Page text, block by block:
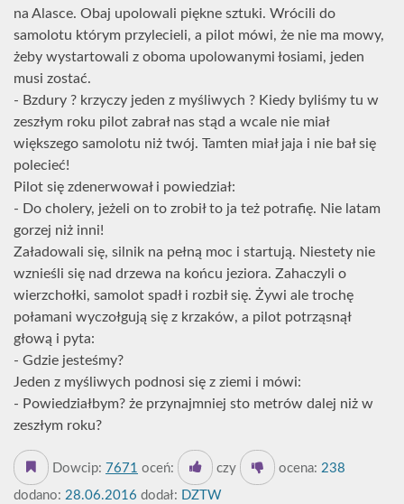
na Alasce. Obaj upolowali piękne sztuki. Wrócili do
samolotu którym przylecieli, a pilot mówi, że nie ma mowy,
żeby wystartowali z oboma upolowanymi łosiami, jeden
musi zostać.
- Bzdury ? krzyczy jeden z myśliwych ? Kiedy byliśmy tu w
zeszłym roku pilot zabrał nas stąd a wcale nie miał
większego samolotu niż twój. Tamten miał jaja i nie bał się
polecieć!
Pilot się zdenerwował i powiedział:
- Do cholery, jeżeli on to zrobił to ja też potrafię. Nie latam
gorzej niż inni!
Załadowali się, silnik na pełną moc i startują. Niestety nie
wznieśli się nad drzewa na końcu jeziora. Zahaczyli o
wierzchołki, samolot spadł i rozbił się. Żywi ale trochę
połamani wyczołgują się z krzaków, a pilot potrząsnął
głową i pyta:
- Gdzie jesteśmy?
Jeden z myśliwych podnosi się z ziemi i mówi:
- Powiedziałbym? że przynajmniej sto metrów dalej niż w
zeszłym roku?
Dowcip: 7671 oceń: czy ocena: 238
dodano: 28.06.2016 dodał: DZTW